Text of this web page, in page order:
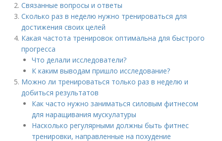
Связанные вопросы и ответы
Сколько раз в неделю нужно тренироваться для
достижения своих целей
Какая частота тренировок оптимальна для быстрого
прогресса
Что делали исследователи?
К каким выводам пришло исследование?
Можно ли тренироваться только раз в неделю и
добиться результатов
Как часто нужно заниматься силовым фитнесом
для наращивания мускулатуры
Насколько регулярными должны быть фитнес
тренировки, направленные на похудение